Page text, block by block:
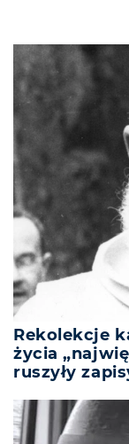
Rekolekcje
życia
ruszyły